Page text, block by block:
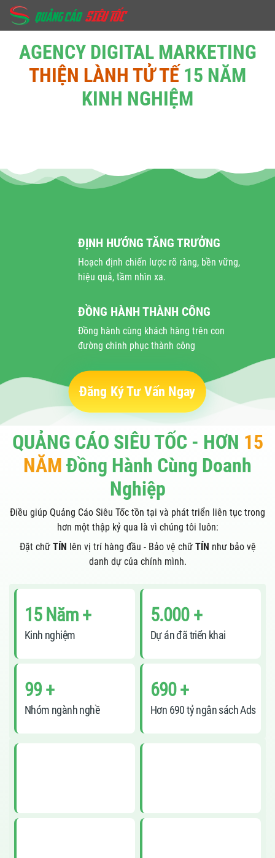
AGENCY DIGITAL MARKETING
THIỆN LÀNH TỬ TẾ 15 NĂM
KINH NGHIỆM
ĐỊNH HƯỚNG TĂNG TRƯỞNG
Hoạch định chiến lược rõ ràng, bền vững,
hiệu quả, tầm nhìn xa.
ĐỒNG HÀNH THÀNH CÔNG
Đồng hành cùng khách hàng trên con
đường chinh phục thành công
Đăng Ký Tư Vấn Ngay
QUẢNG CÁO SIÊU TỐC - HƠN 15
NĂMĐồng Hành Cùng Doanh
Nghiệp
Điều giúp Quảng Cáo Siêu Tốc tồn tại và phát triển liên tục trong
hơn một thập kỷ qua là vì chúng tôi luôn:
Đặt chữ TÍN lên vị trí hàng đầu - Bảo vệ chữ TÍN như bảo vệ
danh dự của chính mình.
15 Năm +
Kinh nghiệm
5.000 +
Dự án đã triển khai
99 +
Nhóm ngành nghề
690 +
Hơn 690 tỷ ngân sách Ads